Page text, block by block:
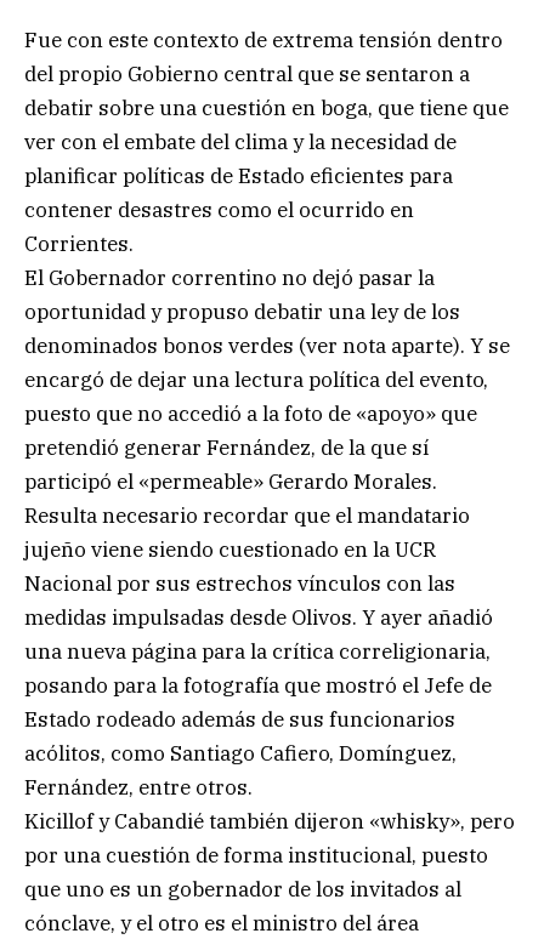
Fue con este contexto de extrema tensión dentro
del propio Gobierno central que se sentaron a
debatir sobre una cuestión en boga, que tiene que
ver con el embate del clima y la necesidad de
planificar políticas de Estado eficientes para
contener desastres como el ocurrido en
Corrientes.
El Gobernador correntino no dejó pasar la
oportunidad y propuso debatir una ley de los
denominados bonos verdes (ver nota aparte). Y se
encargó de dejar una lectura política del evento,
puesto que no accedió a la foto de «apoyo» que
pretendió generar Fernández, de la que sí
participó el «permeable» Gerardo Morales.
Resulta necesario recordar que el mandatario
jujeño viene siendo cuestionado en la UCR
Nacional por sus estrechos vínculos con las
medidas impulsadas desde Olivos. Y ayer añadió
una nueva página para la crítica correligionaria,
posando para la fotografía que mostró el Jefe de
Estado rodeado además de sus funcionarios
acólitos, como Santiago Cafiero, Domínguez,
Fernández, entre otros.
Kicillof y Cabandié también dijeron «whisky», pero
por una cuestión de forma institucional, puesto
que uno es un gobernador de los invitados al
cónclave, y el otro es el ministro del área